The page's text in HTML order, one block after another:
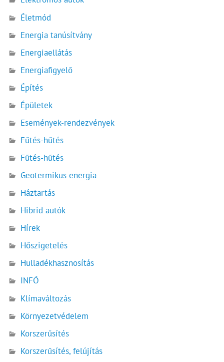
Életmód
Energia tanúsítvány
Energiaellátás
Energiafigyelő
Építés
Épületek
Események-rendezvények
Fűtés-hűtés
Fűtés-hűtés
Geotermikus energia
Háztartás
Hibrid autók
Hírek
Hőszigetelés
Hulladékhasznosítás
INFÓ
Klímaváltozás
Környezetvédelem
Korszerűsítés
Korszerűsítés, felújítás